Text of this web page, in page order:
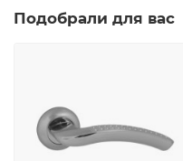
Подобрали для вас